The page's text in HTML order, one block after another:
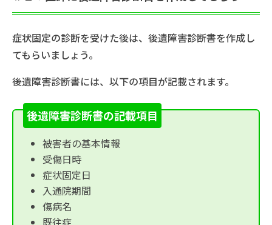
症状固定の診断を受けた後は、後遺障害診断書を作成し
てもらいましょう。
後遺障害診断書には、以下の項目が記載されます。
後遺障害診断書の記載項目
被害者の基本情報
受傷日時
症状固定日
入通院期間
傷病名
既往症